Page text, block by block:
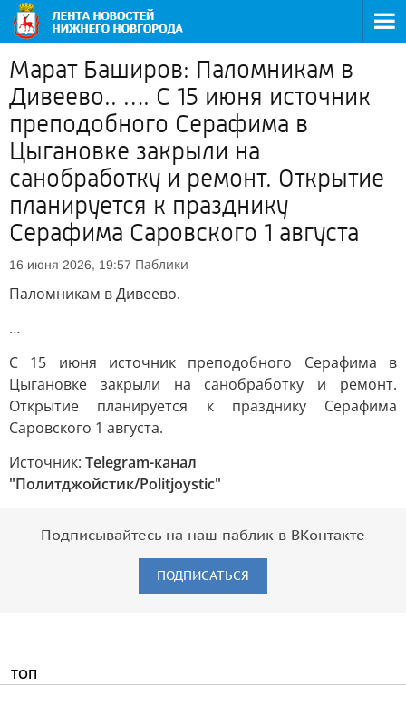
Марат Баширов: Паломникам в
Дивеево.. …. С 15 июня источник
преподобного Серафима в
Цыгановке закрыли на
санобработку и ремонт. Открытие
планируется к празднику
Серафима Саровского 1 августа
16 июня 2026, 19:57 Паблики
Паломникам в Дивеево.
…
С 15 июня источник преподобного Серафима в
Цыгановке закрыли на санобработку и ремонт.
Открытие планируется к празднику Серафима
Саровского 1 августа.
Источник: Telegram-канал
"Политджойстик/Politjoystic"
Подписывайтесь на наш паблик в ВКонтакте
ПОДПИСАТЬСЯ
ТОП